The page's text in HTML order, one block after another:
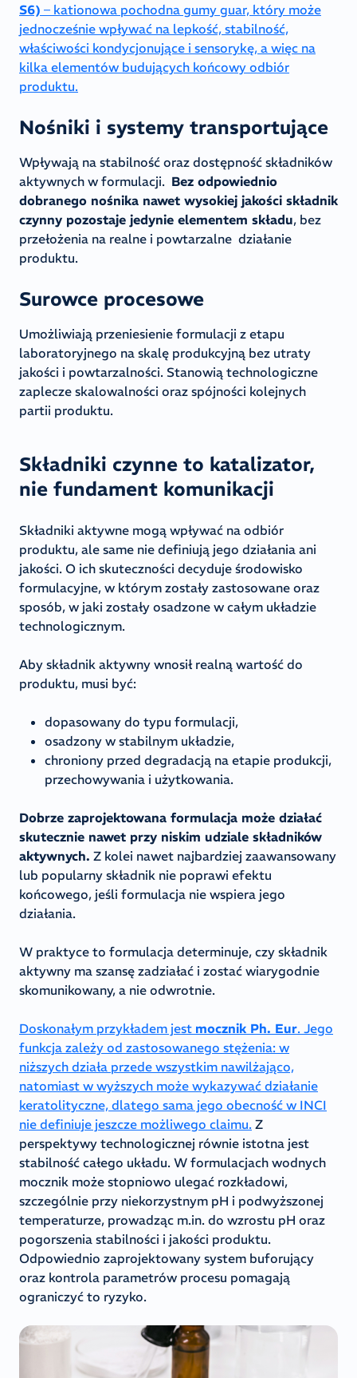
S6) – kationowa pochodna gumy guar, który może
jednocześnie wpływać na lepkość, stabilność,
właściwości kondycjonujące i sensorykę, a więc na
kilka elementów budujących końcowy odbiór
produktu.
Nośniki i systemy transportujące
Wpływają na stabilność oraz dostępność składników
aktywnych w formulacji. Bez odpowiednio
dobranego nośnika nawet wysokiej jakości składnik
czynny pozostaje jedynie elementem składu, bez
przełożenia na realne i powtarzalne działanie
produktu.
Surowce procesowe
Umożliwiają przeniesienie formulacji z etapu
laboratoryjnego na skalę produkcyjną bez utraty
jakości i powtarzalności. Stanowią technologiczne
zaplecze skalowalności oraz spójności kolejnych
partii produktu.
Składniki czynne to katalizator,
nie fundament komunikacji
Składniki aktywne mogą wpływać na odbiór
produktu, ale same nie definiują jego działania ani
jakości. O ich skuteczności decyduje środowisko
formulacyjne, w którym zostały zastosowane oraz
sposób, w jaki zostały osadzone w całym układzie
technologicznym.
Aby składnik aktywny wnosił realną wartość do
produktu, musi być:
dopasowany do typu formulacji,
osadzony w stabilnym układzie,
chroniony przed degradacją na etapie produkcji,
przechowywania i użytkowania.
Dobrze zaprojektowana formulacja może działać
skutecznie nawet przy niskim udziale składników
aktywnych. Z kolei nawet najbardziej zaawansowany
lub popularny składnik nie poprawi efektu
końcowego, jeśli formulacja nie wspiera jego
działania.
W praktyce to formulacja determinuje, czy składnik
aktywny ma szansę zadziałać i zostać wiarygodnie
skomunikowany, a nie odwrotnie.
Doskonałym przykładem jest mocznik Ph. Eur. Jego
funkcja zależy od zastosowanego stężenia: w
niższych działa przede wszystkim nawilżająco,
natomiast w wyższych może wykazywać działanie
keratolityczne, dlatego sama jego obecność w INCI
nie definiuje jeszcze możliwego claimu. Z
perspektywy technologicznej równie istotna jest
stabilność całego układu. W formulacjach wodnych
mocznik może stopniowo ulegać rozkładowi,
szczególnie przy niekorzystnym pH i podwyższonej
temperaturze, prowadząc m.in. do wzrostu pH oraz
pogorszenia stabilności i jakości produktu.
Odpowiednio zaprojektowany system buforujący
oraz kontrola parametrów procesu pomagają
ograniczyć to ryzyko.